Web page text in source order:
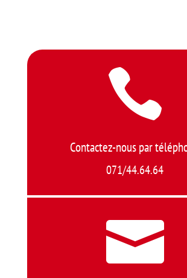

Contactez-nous par
071/44.64.64
